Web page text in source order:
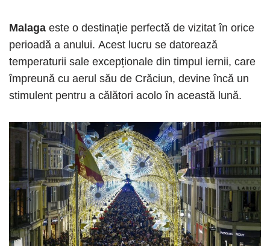
Malaga este o destinație perfectă de vizitat în orice
perioadă a anului. Acest lucru se datorează
temperaturii sale excepționale din timpul iernii, care
împreună cu aerul său de Crăciun, devine încă un
stimulent pentru a călători acolo în această lună.